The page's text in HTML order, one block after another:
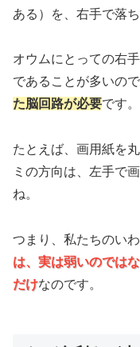
ある）を、右手で落
オウムにとっての右
であることが多いので
た脳回路が必要です。
たとえば、画用紙を
ミの方向は、左手で
ね。
つまり、私たちのい
は、実は弱いのでは
だけなのです。